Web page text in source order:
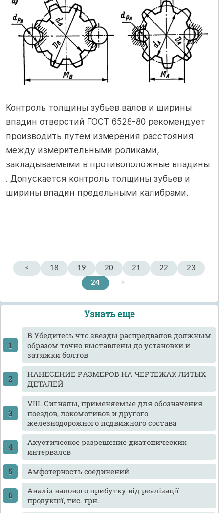
Контроль толщины зубьев валов и ширины
впадин отверстий ГОСТ 6528-80 рекомендует
производить путем измерения расстояния
между измерительными роликами,
закладываемыми в противоположные впадины
. Допускается контроль толщины зубьев и
ширины впадин предельными калибрами.
< 18 19 20 21 22
23
24
>
Узнать еще
B Убедитесь что звезды распредвалов должным
образом точно выставлены до установки и
затяжки болтов
HАHЕСЕHИЕ PАЗМЕРОВ HА ЧЕРТЕЖАХ ЛИТЫХ
ДЕТАЛЕЙ
VIII. Сигналы, применяемые для обозначения
поездов, локомотивов и другого
железнодорожного подвижного состава
Акустическое разрешение диатонических
интервалов
Амфотерность соединений
Аналіз валового прибутку від реалізації
продукції, тис. грн.